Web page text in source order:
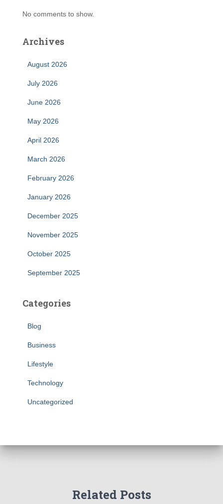
No comments to show.
Archives
August 2026
July 2026
June 2026
May 2026
April 2026
March 2026
February 2026
January 2026
December 2025
November 2025
October 2025
September 2025
Categories
Blog
Business
Lifestyle
Technology
Uncategorized
Related Posts